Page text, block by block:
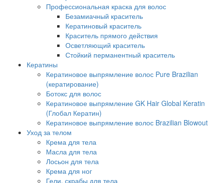
Профессиональная краска для волос
Безамиачный краситель
Кератиновый краситель
Краситель прямого действия
Осветляющий краситель
Стойкий перманентный краситель
Кератины
Кератиновое выпрямление волос Pure Brazilian
(кератирование)
Ботокс для волос
Кератиновое выпрямление GK Hair Global Keratin
(Глобал Кератин)
Кератиновое выпрямление волос Brazilian Blowout
Уход за телом
Крема для тела
Масла для тела
Лосьон для тела
Крема для ног
Гели, скрабы для тела